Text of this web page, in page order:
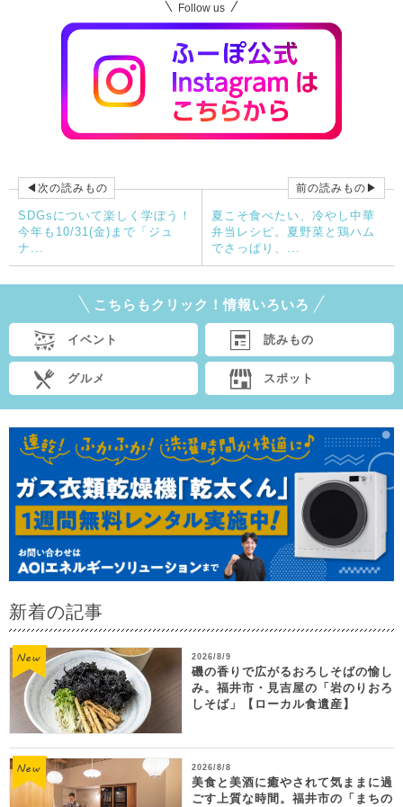
Follow us
◀次の読みもの
SDGsについて楽しく学ぼう！
今年も10/31(金)まで「ジュ
ナ...
前の読みもの▶
夏こそ食べたい、冷やし中華
弁当レシピ。夏野菜と鶏ハム
でさっぱり、...
こちらもクリック！情報いろいろ
イベント 読みもの
グルメ スポット
新着の記事
2026/8/9
磯の香りで広がるおろしそばの愉し
み。福井市・見吉屋の「岩のりおろ
しそば」【ローカル食遺産】
2026/8/8
美食と美酒に癒やされて気ままに過
ごす上質な時間。福井市の「まちの